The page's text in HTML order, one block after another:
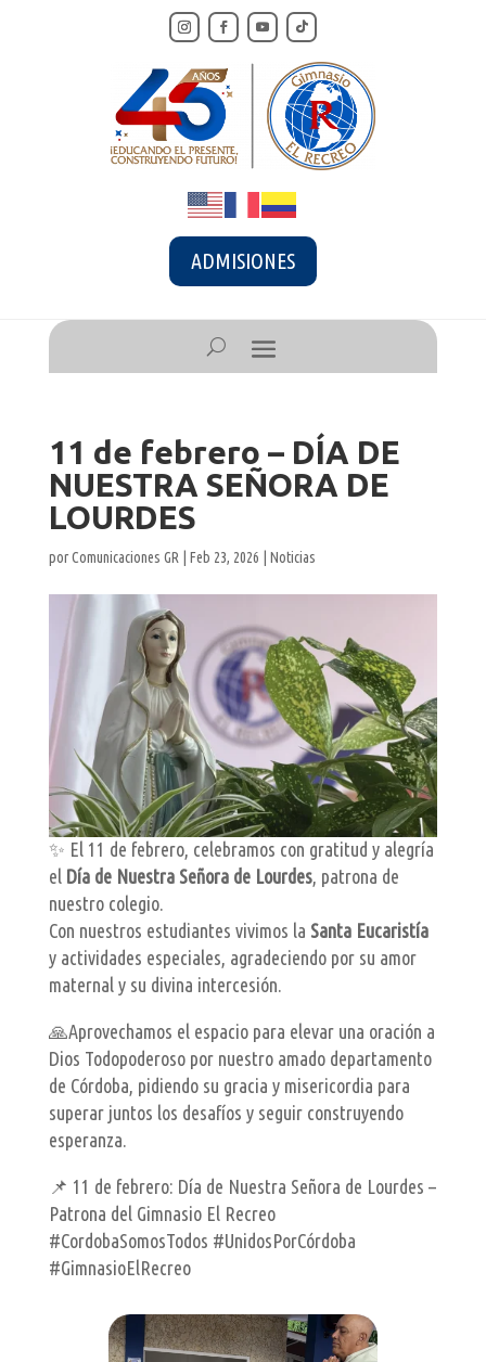
ADMISIONES
11 de febrero – DÍA DE
NUESTRA SEÑORA DE
LOURDES
porComunicaciones GR| Feb 23, 2026 Noticias
✨ El 11 de febrero, celebramos con gratitud y alegría
el Día de Nuestra Señora de Lourdes, patrona de
nuestro colegio.
Con nuestros estudiantes vivimos la Santa Eucaristía
y actividades especiales, agradeciendo por su amor
maternal y su divina intercesión.
🙏Aprovechamos el espacio para elevar una oración a
Dios Todopoderoso por nuestro amado departamento
de Córdoba, pidiendo su gracia y misericordia para
superar juntos los desafíos y seguir construyendo
esperanza.
📌 11 de febrero: Día de Nuestra Señora de Lourdes –
Patrona del Gimnasio El Recreo
#CordobaSomosTodos #UnidosPorCórdoba
#GimnasioElRecreo